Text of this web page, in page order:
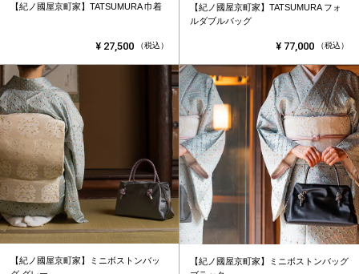
【紀ノ國屋京町家】TATSUMURA 巾着
¥ 27,500 （税込）
【紀ノ國屋京町家】TATSUMURA フォ
ルダブルバッグ
¥ 77,000 （税込）
【紀ノ國屋京町家】ミニボストンバッ
【紀ノ國屋京町家】ミニボストンバッグ